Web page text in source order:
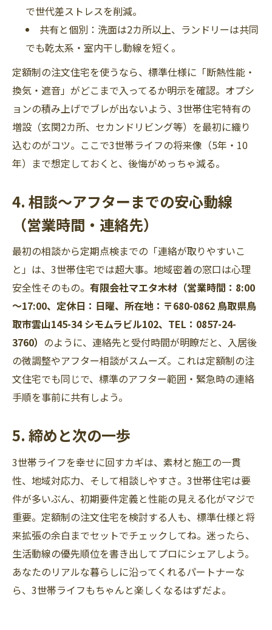
で世代差ストレスを削減。
共有と個別：洗面は2カ所以上、ランドリーは共同
でも乾太系・室内干し動線を短く。
定額制の注文住宅を使うなら、標準仕様に「断熱性能・
換気・遮音」がどこまで入ってるか明示を確認。オプシ
ョンの積み上げでブレが出ないよう、3世帯住宅特有の
増設（玄関2カ所、セカンドリビング等）を最初に織り
込むのがコツ。ここで3世帯ライフの将来像（5年・10
年）まで想定しておくと、後悔がめっちゃ減る。
4. 相談〜アフターまでの安心動線
（営業時間・連絡先）
最初の相談から定期点検までの「連絡が取りやすいこ
と」は、3世帯住宅では超大事。地域密着の窓口は心理
安全性そのもの。 有限会社マエタ木材（営業時間：8:00
～17:00、定休日：日曜、所在地：〒680-0862 鳥取県鳥
取市雲山145-34 シモムラビル102、TEL：0857-24-
3760） のように、連絡先と受付時間が明瞭だと、入居後
の微調整やアフター相談がスムーズ。これは定額制の注
文住宅でも同じで、標準のアフター範囲・緊急時の連絡
手順を事前に共有しよう。
5. 締めと次の一歩
3世帯ライフを幸せに回すカギは、素材と施工の一貫
性、地域対応力、そして相談しやすさ。3世帯住宅は要
件が多いぶん、初期要件定義と性能の見える化がマジで
重要。定額制の注文住宅を検討する人も、標準仕様と将
来拡張の余白までセットでチェックしてね。迷ったら、
生活動線の優先順位を書き出してプロにシェアしよう。
あなたのリアルな暮らしに沿ってくれるパートナーな
ら、3世帯ライフもちゃんと楽しくなるはずだよ。